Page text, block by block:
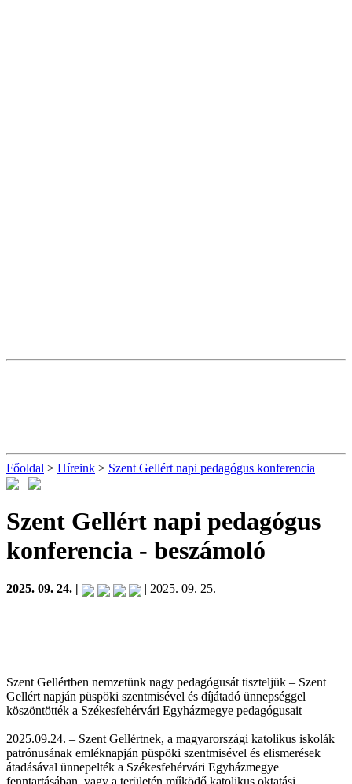
Főoldal > Híreink > Szent Gellért napi pedagógus konferencia
Szent Gellért napi pedagógus
konferencia - beszámoló
2025. 09. 24. | | 2025. 09. 25.
Szent Gellértben nemzetünk nagy pedagógusát tiszteljük – Szent
Gellért napján püspöki szentmisével és díjátadó ünnepséggel
köszöntötték a Székesfehérvári Egyházmegye pedagógusait
2025.09.24. – Szent Gellértnek, a magyarországi katolikus iskolák
patrónusának emléknapján püspöki szentmisével és elismerések
átadásával ünnepelték a Székesfehérvári Egyházmegye
fenntartásában, vagy a területén működő katolikus oktatási